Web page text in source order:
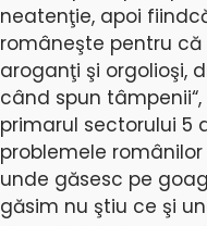
neatenţie, apoi
româneşte pentru
aroganţi şi orgolioşi,
când spun
primarul sectorului 5
problemele
unde găsesc pe
găsim nu ştiu ce şi